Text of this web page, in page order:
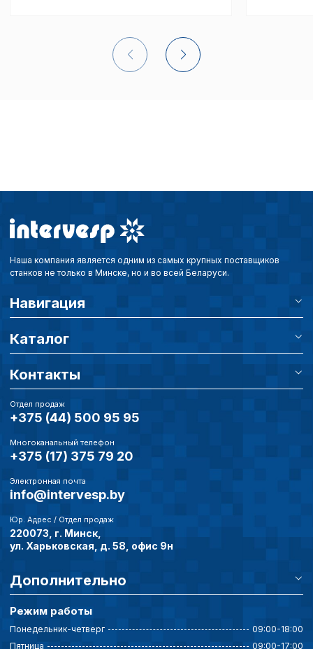
Наша компания является одним из самых крупных поставщиков
станков не только в Минске, но и во всей Беларуси.
Навигация
Каталог
Контакты
Отдел продаж
+375 (44) 500 95 95
Многоканальный телефон
+375 (17) 375 79 20
Электронная почта
info@intervesp.by
Юр. Адрес / Отдел продаж
220073, г. Минск,
ул. Харьковская, д. 58, офис 9н
Дополнительно
Режим работы
Понедельник-четверг
09:00-18:00
Пятница
09:00-17:00